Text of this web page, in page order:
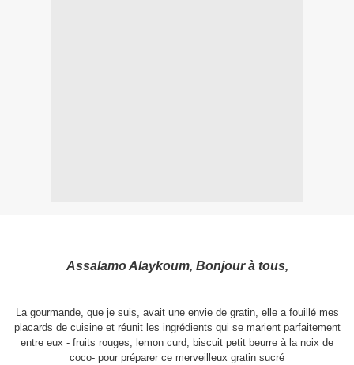
Assalamo Alaykoum, Bonjour à tous,
La gourmande, que je suis, avait une envie de gratin, elle a fouillé mes
placards de cuisine et réunit les ingrédients qui se marient parfaitement
entre eux - fruits rouges, lemon curd, biscuit petit beurre à la noix de
coco- pour préparer ce merveilleux gratin sucré